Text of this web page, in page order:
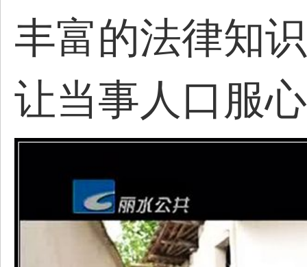
丰富的法律知
让当事人口服